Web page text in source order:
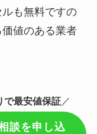
も無料ですの
値のある業者
で最安値保証 ／
談を申し込